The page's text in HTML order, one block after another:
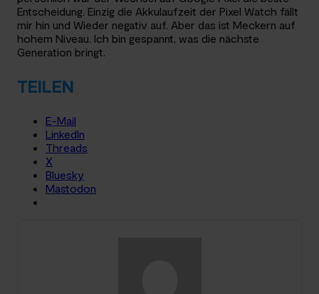
Entscheidung. Einzig die Akkulaufzeit der Pixel Watch fällt
mir hin und Wieder negativ auf. Aber das ist Meckern auf
hohem Niveau. Ich bin gespannt, was die nächste
Generation bringt.
TEILEN
E-Mail
LinkedIn
Threads
X
Bluesky
Mastodon